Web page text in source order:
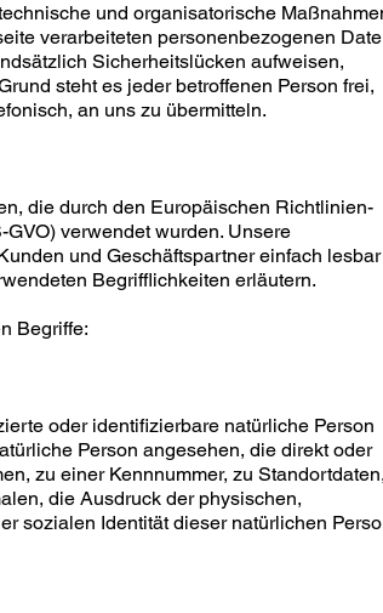
und organisatorische
verarbeiteten personenbezogenen
Sicherheitslücken aufweisen,
steht es jeder betroffenen Person frei,
an uns zu übermitteln.
die durch den Europäischen Richtlinien-
verwendet wurden. Unsere
und Geschäftspartner einfach lesbar
Begrifflichkeiten erläutern.
Begriffe:
oder identifizierbare natürliche Person
Person angesehen, die direkt oder
zu einer Kennnummer, zu Standortdaten,
die Ausdruck der physischen,
sozialen Identität dieser natürlichen